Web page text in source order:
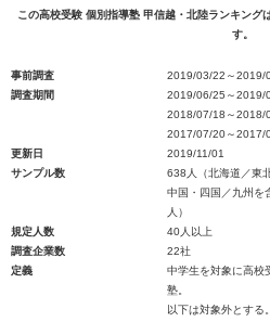
この高校受験 個別指導塾 甲信越・北陸ランキング
す。
事前調査
2019/03/22～2019/
調査期間
2019/06/25～2019/
2018/07/18～2018/
2017/07/20～2017/
更新日
2019/11/01
サンプル数
638人（北海道／東
中国・四国／九州を
人）
規定人数
40人以上
調査企業数
22社
定義
中学生を対象に高校
塾。
以下は対象外とする。